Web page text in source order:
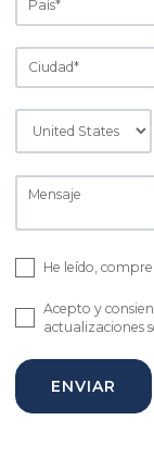
He leído,
Acepto y
actualizaciones